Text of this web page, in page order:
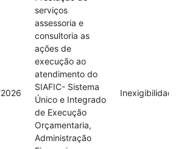
serviços
assessoria e
consultoria as
ações de
execução ao
atendimento do
SIAFIC- Sistema
Único e Integrado
de Execução
Orçamentaria,
Administração
Inexigibilidade